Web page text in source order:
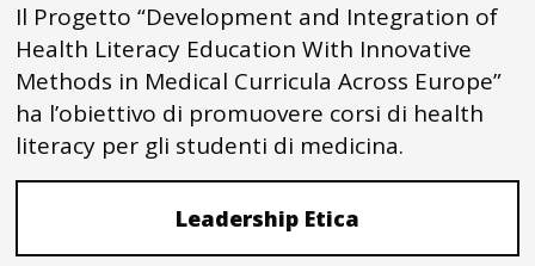
Il Progetto “Development and Integration of
Health Literacy Education With Innovative
Methods in Medical Curricula Across Europe”
ha l’obiettivo di promuovere corsi di health
literacy per gli studenti di medicina.
Leadership Etica